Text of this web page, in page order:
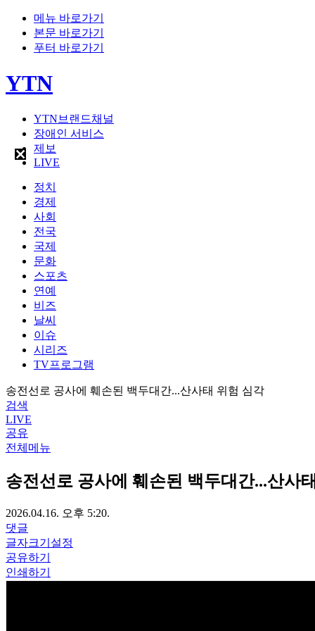
메뉴 바로가기
본문 바로가기
푸터 바로가기
YTN
YTN브랜드채널
장애인 서비스
제보
LIVE
정치
경제
사회
전국
국제
문화
스포츠
연예
비즈
날씨
이슈
시리즈
TV프로그램
송전선로 공사에 훼손된 백두대간...산사태 위험 심각
검색
LIVE
공유
전체메뉴
송전선로 공사에 훼손된 백두대간...산사
2026.04.16. 오후 5:20.
댓글
글자크기설정
공유하기
인쇄하기